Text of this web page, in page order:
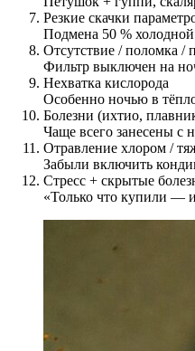
Резкие скачки
Подмена 50 %
Отсутствие / поломка /
Фильтр выключен на
Нехватка кислорода
Особенно ночью в
Болезни (ихтио,
Чаще всего занесены с
Отравление хлором /
Забыли включить
Стресс + скрытые
«Только что купили —